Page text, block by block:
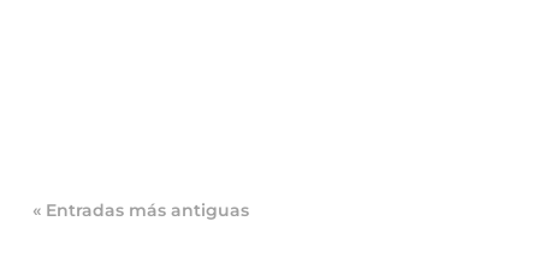
« Entradas más antiguas